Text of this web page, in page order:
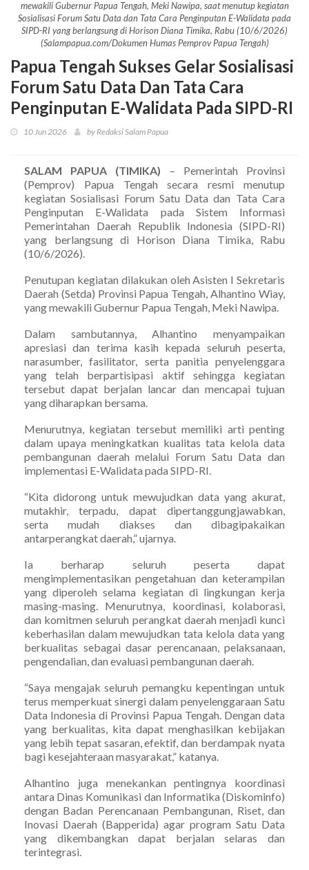
mewakili Gubernur Papua Tengah, Meki Nawipa, saat menutup kegiatan
Sosialisasi Forum Satu Data dan Tata Cara Penginputan E-Walidata pada
SIPD-RI yang berlangsung di Horison Diana Timika, Rabu (10/6/2026)
(Salampapua.com/Dokumen Humas Pemprov Papua Tengah)
Papua Tengah Sukses Gelar Sosialisasi
Forum Satu Data Dan Tata Cara
Penginputan E-Walidata Pada SIPD-RI
10 Jun 2026 by Redaksi Salam Papua
SALAM PAPUA (TIMIKA) – Pemerintah Provinsi
(Pemprov) Papua Tengah secara resmi menutup
kegiatan Sosialisasi Forum Satu Data dan Tata Cara
Penginputan E-Walidata pada Sistem Informasi
Pemerintahan Daerah Republik Indonesia (SIPD-RI)
yang berlangsung di Horison Diana Timika, Rabu
(10/6/2026).
Penutupan kegiatan dilakukan oleh Asisten I Sekretaris
Daerah (Setda) Provinsi Papua Tengah, Alhantino Wiay,
yang mewakili Gubernur Papua Tengah, Meki Nawipa.
Dalam sambutannya, Alhantino menyampaikan
apresiasi dan terima kasih kepada seluruh peserta,
narasumber, fasilitator, serta panitia penyelenggara
yang telah berpartisipasi aktif sehingga kegiatan
tersebut dapat berjalan lancar dan mencapai tujuan
yang diharapkan bersama.
Menurutnya, kegiatan tersebut memiliki arti penting
dalam upaya meningkatkan kualitas tata kelola data
pembangunan daerah melalui Forum Satu Data dan
implementasi E-Walidata pada SIPD-RI.
“Kita didorong untuk mewujudkan data yang akurat,
mutakhir, terpadu, dapat dipertanggungjawabkan,
serta mudah diakses dan dibagipakaikan
antarperangkat daerah,” ujarnya.
Ia berharap seluruh peserta dapat
mengimplementasikan pengetahuan dan keterampilan
yang diperoleh selama kegiatan di lingkungan kerja
masing-masing. Menurutnya, koordinasi, kolaborasi,
dan komitmen seluruh perangkat daerah menjadi kunci
keberhasilan dalam mewujudkan tata kelola data yang
berkualitas sebagai dasar perencanaan, pelaksanaan,
pengendalian, dan evaluasi pembangunan daerah.
“Saya mengajak seluruh pemangku kepentingan untuk
terus memperkuat sinergi dalam penyelenggaraan Satu
Data Indonesia di Provinsi Papua Tengah. Dengan data
yang berkualitas, kita dapat menghasilkan kebijakan
yang lebih tepat sasaran, efektif, dan berdampak nyata
bagi kesejahteraan masyarakat,” katanya.
Alhantino juga menekankan pentingnya koordinasi
antara Dinas Komunikasi dan Informatika (Diskominfo)
dengan Badan Perencanaan Pembangunan, Riset, dan
Inovasi Daerah (Bapperida) agar program Satu Data
yang dikembangkan dapat berjalan selaras dan
terintegrasi.